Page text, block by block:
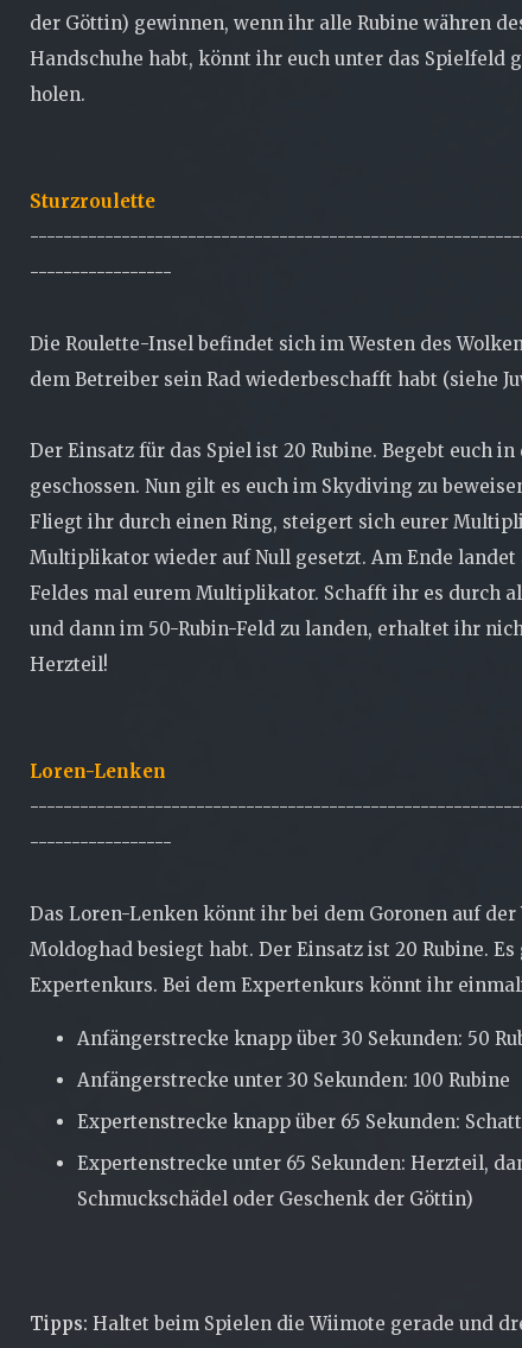
der Göttin) gewinnen, wenn ihr alle Rubine währen
Handschuhe habt, könnt ihr euch unter das Spielfeld
holen.
Sturzroulette
-----------------
Die Roulette-Insel befindet sich im Westen des
dem Betreiber sein Rad wiederbeschafft habt (siehe
Der Einsatz für das Spiel ist 20 Rubine. Begebt euch
geschossen. Nun gilt es euch im Skydiving zu
Fliegt ihr durch einen Ring, steigert sich eurer
Multiplikator wieder auf Null gesetzt. Am Ende
Feldes mal eurem Multiplikator. Schafft ihr es durch
und dann im 50-Rubin-Feld zu landen, erhaltet ihr
Herzteil!
Loren-Lenken
-----------------
Das Loren-Lenken könnt ihr bei dem Goronen auf
Moldoghad besiegt habt. Der Einsatz ist 20 Rubine.
Expertenkurs. Bei dem Expertenkurs könnt ihr
Anfängerstrecke knapp über 30 Sekunden: 50
Anfängerstrecke unter 30 Sekunden: 100 Rubine
Expertenstrecke knapp über 65 Sekunden:
Expertenstrecke unter 65 Sekunden: Herzteil,
Schmuckschädel oder Geschenk der Göttin)
Tipps: Haltet beim Spielen die Wiimote gerade und